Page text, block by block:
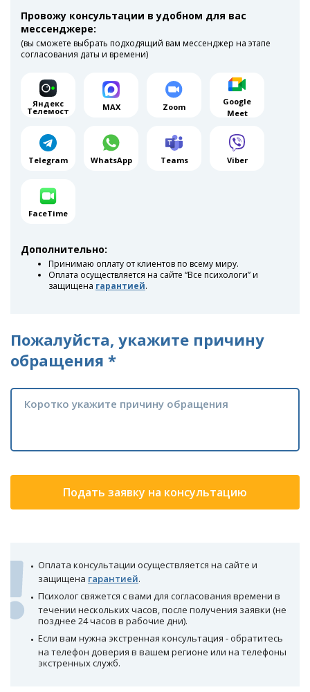
Провожу консультации в удобном для вас
мессенджере:
(вы сможете выбрать подходящий вам мессенджер на этапе
согласования даты и времени)
Яндекс
Телемост MAX Zoom
Google
Meet
Telegram WhatsApp Teams Viber
FaceTime
Дополнительно:
Принимаю оплату от клиентов по всему миру.
Оплата осуществляется на сайте “Все психологи” и
защищена гарантией.
Пожалуйста, укажите причину
обращения *
Подать заявку на консультацию
Оплата консультации осуществляется на сайте и
защищена гарантией.
Психолог свяжется с вами для согласования времени в
течении нескольких часов, после получения заявки (не
позднее 24 часов в рабочие дни).
Если вам нужна экстренная консультация - обратитесь
на телефон доверия в вашем регионе или на телефоны
экстренных служб.